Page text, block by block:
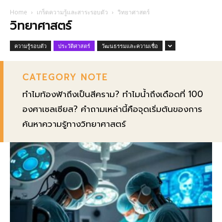
Home เกร็ดความรู้และสาระรอบตัว วิทยาศาสตร์
วิทยาศาสตร์
ความรู้รอบตัว ประวัติศาสตร์ วัฒนธรรมและความเชื่อ
CATEGORY NOTE
ทำไมท้องฟ้าถึงเป็นสีคราม? ทำไมน้ำถึงเดือดที่ 100
องศาเซลเซียส? คำถามเหล่านี้คือจุดเริ่มต้นของการ
ค้นหาความรู้ทางวิทยาศาสตร์